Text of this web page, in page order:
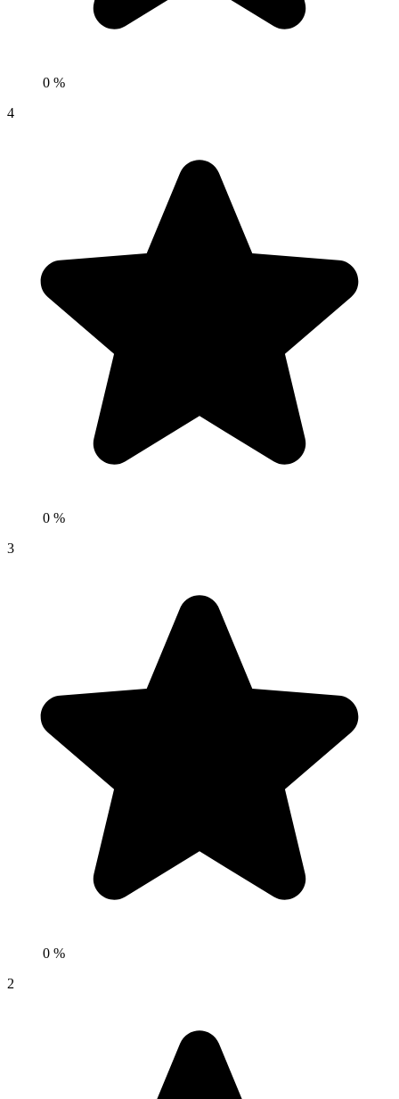
0 %
4
0 %
3
0 %
2